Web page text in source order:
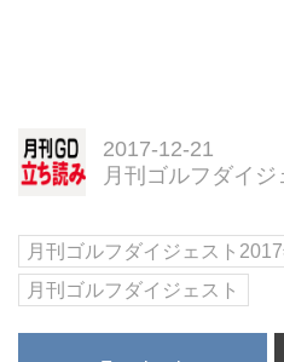
2017-12-21
月刊ゴルフダイ
月刊ゴルフダイジェスト
月刊ゴルフダイジェスト